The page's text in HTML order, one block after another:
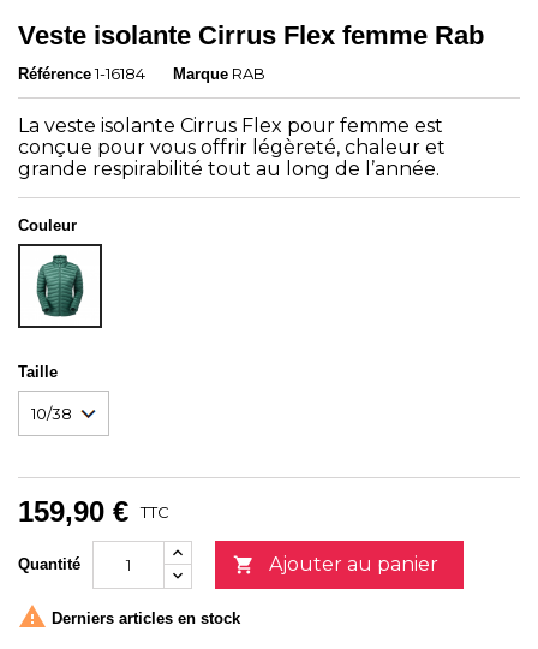
Veste isolante Cirrus Flex femme Rab
Référence 1-16184 Marque RAB
La veste isolante Cirrus Flex pour femme est
conçue pour vous offrir légèreté, chaleur et
grande respirabilité tout au long de l’année.
Couleur
EUCALYPTUS-
GREEN
SLATE
Taille
159,90 € TTC
Quantité  Ajouter au panier
 Derniers articles en stock